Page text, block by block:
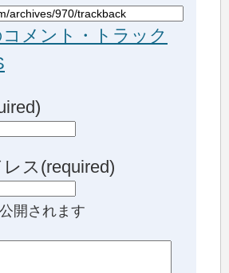
メント・トラック
ス(required)
開されます